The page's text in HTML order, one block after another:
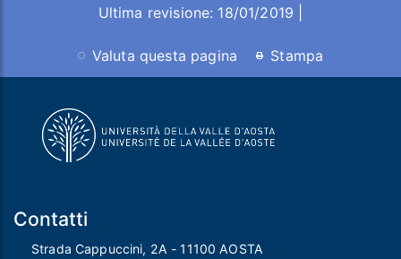
Ultima revisione: 18/01/2019 |
Valuta questa pagina Stampa
Contatti
Strada Cappuccini, 2A - 11100 AOSTA